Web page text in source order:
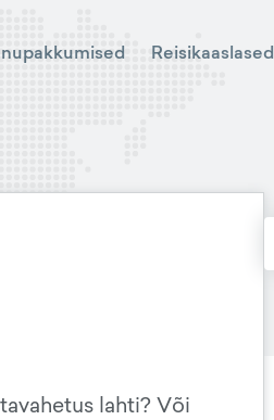
Reisikaaslased
lahti? Või